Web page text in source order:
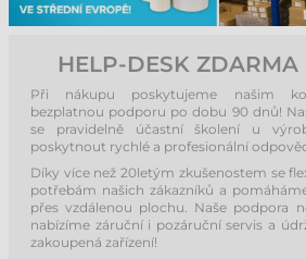
HELP-DESK
Při nákupu poskytujeme našim
bezplatnou podporu po dobu 90 dnů!
se pravidelně účastní školení u
poskytnout rychlé a profesionální
Díky více než 20letým zkušenostem se
potřebám našich zákazníků a
přes vzdálenou plochu. Naše podpora
nabízíme záruční i pozáruční servis a
zakoupená zařízení!